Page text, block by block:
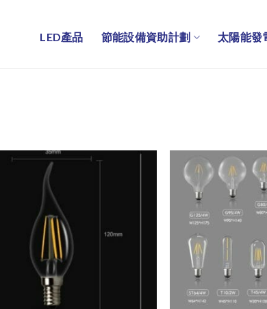
LED產品 節能設備資助計劃 太陽能發